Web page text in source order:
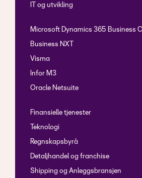
IT og utvikling
Microsoft Dynamics 365 Business
Business NXT
Visma
Infor M3
Oracle Netsuite
Finansielle tjenester
Teknologi
Regnskapsbyrå
Detaljhandel og franchise
Shipping og Anleggsbransjen